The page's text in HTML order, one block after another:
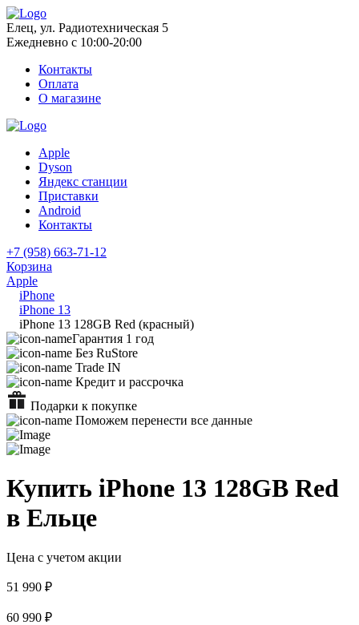
Елец, ул. Радиотехническая 5
Ежедневно с 10:00-20:00
Контакты
Оплата
О магазине
Apple
Dyson
Яндекс станции
Приставки
Android
Контакты
+7 (958) 663-71-12
Корзина
Apple
iPhone
iPhone 13
iPhone 13 128GB Red (красный)
Гарантия 1 год
Без RuStore
Trade IN
Кредит и рассрочка
Подарки к покупке
Поможем перенести все данные
Купить iPhone 13 128GB Red
в Ельце
Цена с учетом акции
51 990 ₽
60 990 ₽